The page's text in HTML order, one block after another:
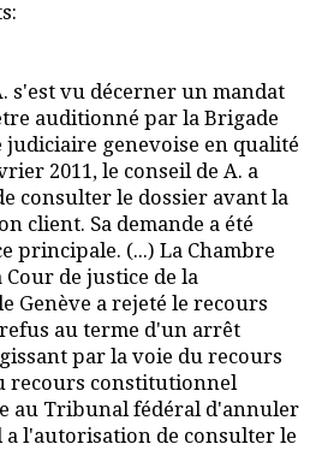
s'est vu décerner un mandat
auditionné par la Brigade
judiciaire genevoise en qualité
2011, le conseil de A. a
consulter le dossier avant la
client. Sa demande a été
principale. (...) La Chambre
de justice de la
Genève a rejeté le recours
au terme d'un arrêt
par la voie du recours
recours constitutionnel
au Tribunal fédéral d'annuler
l'autorisation de consulter le